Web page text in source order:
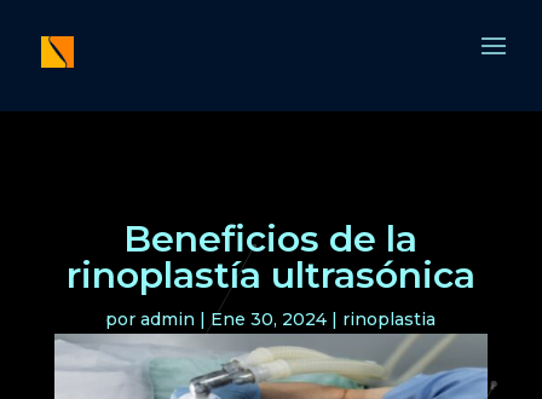
Beneficios de la
rinoplastía ultrasónica
poradmin |Ene 30, 2024 | rinoplastia